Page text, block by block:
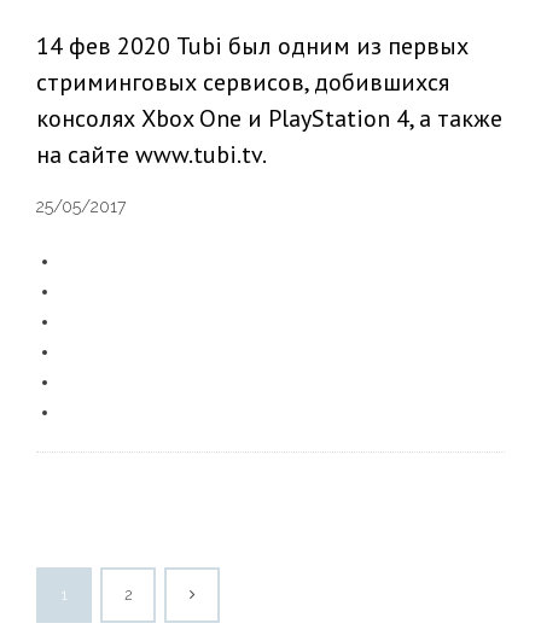
14 фев 2020 Tubi был одним из первых
стриминговых сервисов, добившихся
консолях Xbox One и PlayStation 4, а также
на сайте www.tubi.tv.
25/05/2017
1 2